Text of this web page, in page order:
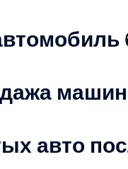
машин
авто